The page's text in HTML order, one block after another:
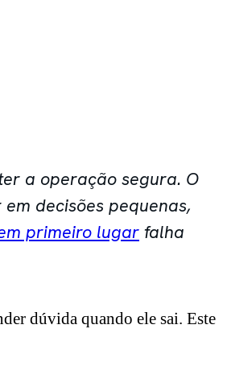
a operação segura. O
decisões pequenas,
primeiro lugar falha
dúvida quando ele sai. Este